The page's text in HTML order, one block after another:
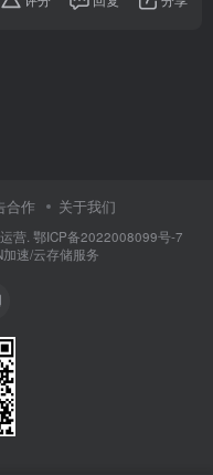
合作 关于我们
运营. 鄂ICP备2022008099号-7
加速/云存储服务